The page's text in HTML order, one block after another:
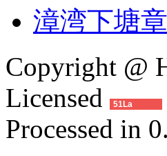
漳湾下塘
Copyright @
Licensed
51La
Processed in